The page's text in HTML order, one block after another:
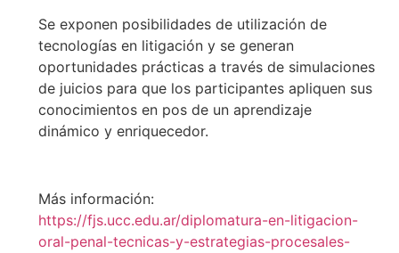
Se exponen posibilidades de utilización de
tecnologías en litigación y se generan
oportunidades prácticas a través de simulaciones
de juicios para que los participantes apliquen sus
conocimientos en pos de un aprendizaje
dinámico y enriquecedor.
Más información:
https://fjs.ucc.edu.ar/diplomatura-en-litigacion-
oral-penal-tecnicas-y-estrategias-procesales-